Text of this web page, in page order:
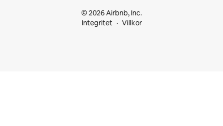
© 2026 Airbnb, Inc.
Integritet
Villkor